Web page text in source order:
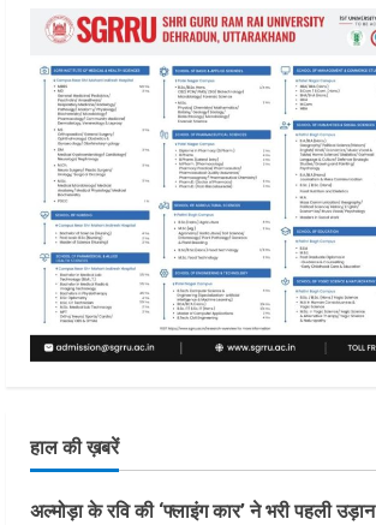
हाल की ख़बरें
अल्मोड़ा के रवि की ‘फ्लाइंग कार’ ने भरी पहली उड़ान